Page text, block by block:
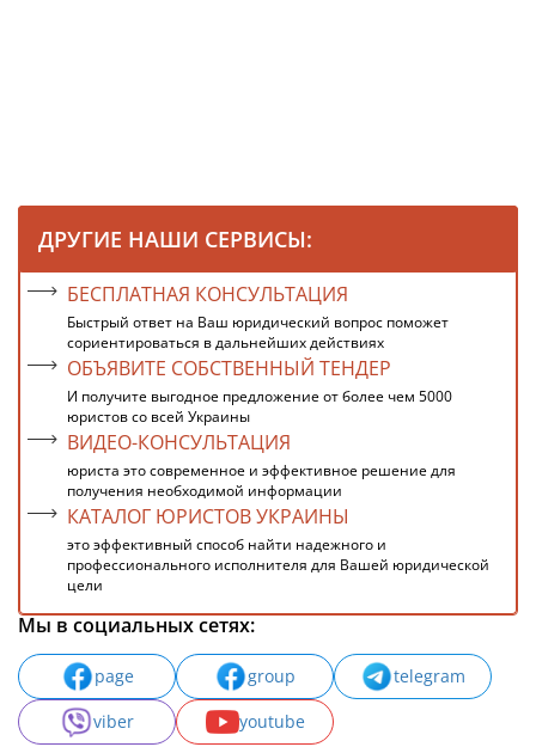
ДРУГИЕ НАШИ СЕРВИСЫ:
БЕСПЛАТНАЯ КОНСУЛЬТАЦИЯ
Быстрый ответ на Ваш юридический вопрос поможет
сориентироваться в дальнейших действиях
ОБЪЯВИТЕ СОБСТВЕННЫЙ ТЕНДЕР
И получите выгодное предложение от более чем 5000
юристов со всей Украины
ВИДЕО-КОНСУЛЬТАЦИЯ
юриста это современное и эффективное решение для
получения необходимой информации
КАТАЛОГ ЮРИСТОВ УКРАИНЫ
это эффективный способ найти надежного и
профессионального исполнителя для Вашей юридической
цели
Мы в социальных сетях:
page group
telegram
viber
youtube